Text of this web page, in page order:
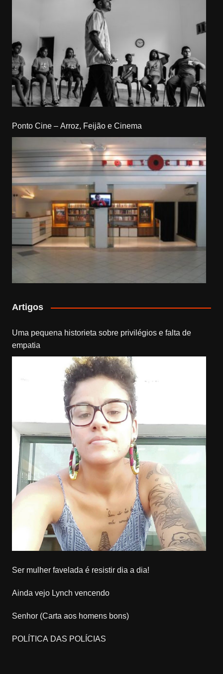
Ponto Cine – Arroz, Feijão e Cinema
Artigos
Uma pequena historieta sobre privilégios e falta de
empatia
Ser mulher favelada é resistir dia a dia!
Ainda vejo Lynch vencendo
Senhor (Carta aos homens bons)
POLÍTICA DAS POLÍCIAS